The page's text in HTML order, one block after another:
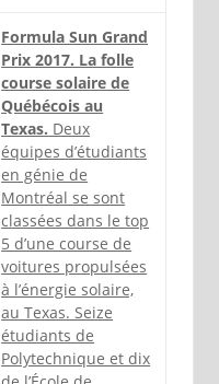
Formula Sun Grand
Prix 2017. La folle
course solaire de
Québécois au
Texas. Deux
équipes d’étudiants
en génie de
Montréal se sont
classées dans le top
5 d’une course de
voitures propulsées
à l’énergie solaire,
au Texas. Seize
étudiants de
Polytechnique et dix